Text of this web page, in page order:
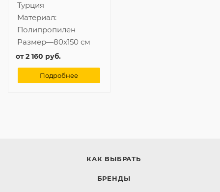
Турция
Материал:
Полипропилен
Размер—80x150 см
от2 160 руб.
Подробнее
КАК ВЫБРАТЬ
БРЕНДЫ